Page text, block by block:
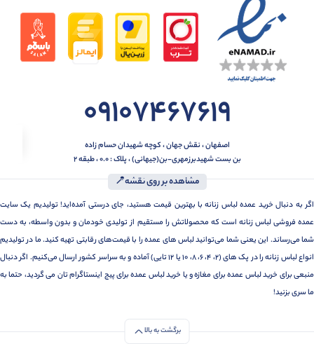
09107467619
اصفهان ، نقش جهان ، کوچه شهیدان حسام زاده
بن بست شهیدبرزمهری-بن(جیهانی) ، پلاک : 0.0 ، طبقه 2
مشاهده بر روی نقشه📍
اگر به دنبال خرید عمده لباس زنانه با بهترین قیمت هستید، جای درستی آمده‌اید! تولیدیم یک سایت
عمده فروشی لباس زنانه است که محصولاتش را مستقیم از تولیدی خودمان و بدون واسطه، به دست
شما می‌رساند. این یعنی شما می‌توانید لباس های عمده را با قیمت‌های رقابتی تهیه کنید. ما در تولیدیم
انواع لباس زنانه را در پک های (2، 4، 6، 8، 10 یا 12 تایی) آماده و به سراسر کشور ارسال می‌کنیم. اگر دنبال
منبعی برای خرید لباس عمده برای مغازه و یا خرید لباس عمده برای پیج اینستاگرام تان می گردید، حتما به
ما سری بزنید!
برگشت به بالا